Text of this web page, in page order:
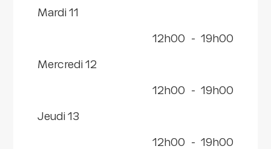
mardi 11
12h00 - 19h00
mercredi 12
12h00 - 19h00
jeudi 13
12h00 - 19h00